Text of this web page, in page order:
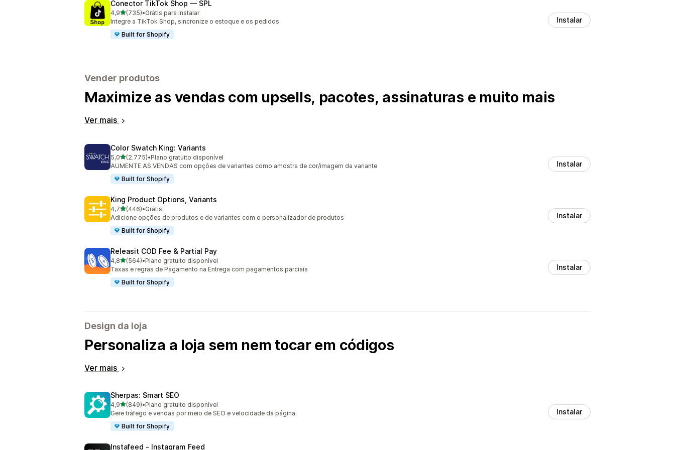
Conector TikTok Shop — SPL
4,9de 5 estrelas
(735)
735 avaliações ao todo
•Grátis para instalar
Integre a TikTok Shop, sincronize o estoque e os pedidos
Built for Shopify
Instalar
Vender produtos
Maximize as vendas com upsells, pacotes, assinaturas e muito mais
Ver mais
Color Swatch King: Variants
5,0de 5 estrelas
(2.775)
2775 avaliações ao todo
•Plano gratuito disponível
AUMENTE AS VENDAS com opções de variantes como amostra de cor/imagem da variante
Built for Shopify
Instalar
King Product Options, Variants
4,7de 5 estrelas
(446)
446 avaliações ao todo
•Grátis
Adicione opções de produtos e de variantes com o personalizador de produtos
Built for Shopify
Instalar
Releasit COD Fee & Partial Pay
4,8de 5 estrelas
(564)
564 avaliações ao todo
•Plano gratuito disponível
Taxas e regras de Pagamento na Entrega com pagamentos parciais
Built for Shopify
Instalar
Design da loja
Personaliza a loja sem nem tocar em códigos
Ver mais
Sherpas: Smart SEO
4,9de 5 estrelas
(849)
849 avaliações ao todo
•Plano gratuito disponível
Gere tráfego e vendas por meio de SEO e velocidade da página.
Built for Shopify
Instalar
Instafeed ‑ Instagram Feed